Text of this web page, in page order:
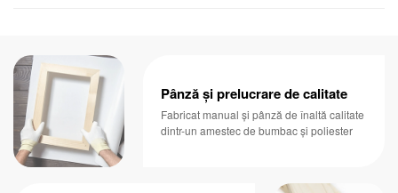
Pânză și prelucrare de calitate
Fabricat manual și pânză de înaltă calitate
dintr-un amestec de bumbac și poliester